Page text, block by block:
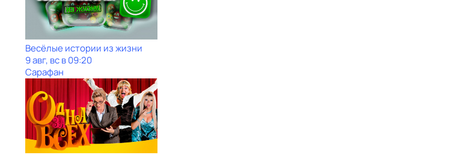
Весёлые истории из жизни
9 авг, вс в 09:20
Сарафан